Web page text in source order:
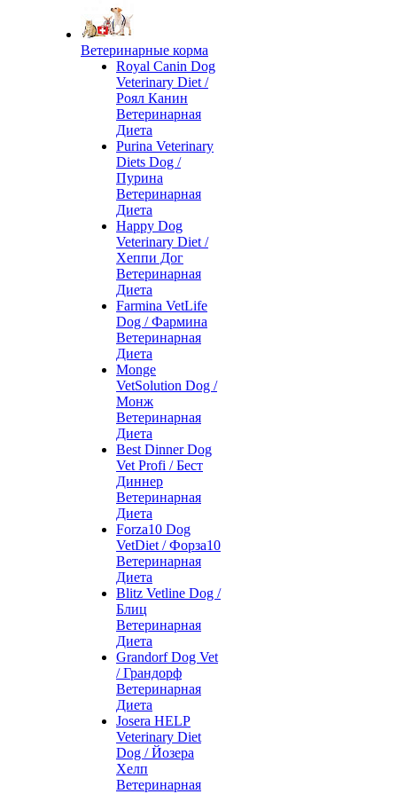
Ветеринарные корма
Royal Canin Dog
Veterinary Diet /
Роял Канин
Ветеринарная
Диета
Purina Veterinary
Diets Dog /
Пурина
Ветеринарная
Диета
Happy Dog
Veterinary Diet /
Хеппи Дог
Ветеринарная
Диета
Farmina VetLife
Dog / Фармина
Ветеринарная
Диета
Monge
VetSolution Dog /
Монж
Ветеринарная
Диета
Best Dinner Dog
Vet Profi / Бест
Диннер
Ветеринарная
Диета
Forza10 Dog
VetDiet / Форза10
Ветеринарная
Диета
Blitz Vetline Dog /
Блиц
Ветеринарная
Диета
Grandorf Dog Vet
/ Грандорф
Ветеринарная
Диета
Josera HELP
Veterinary Diet
Dog / Йозера
Хелп
Ветеринарная